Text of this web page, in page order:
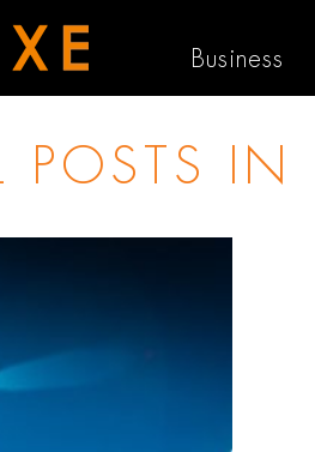
Business
POSTS IN